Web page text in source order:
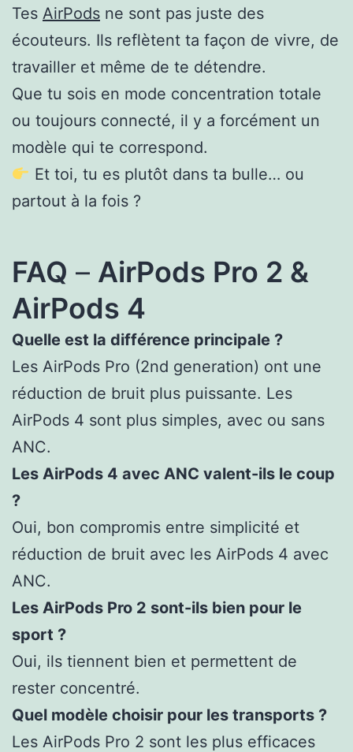
Tes AirPods ne sont pas juste des
écouteurs. Ils reflètent ta façon de vivre, de
travailler et même de te détendre.
Que tu sois en mode concentration totale
ou toujours connecté, il y a forcément un
modèle qui te correspond.
Et toi, tu es plutôt dans ta bulle… ou
partout à la fois ?
FAQ – AirPods Pro 2 &
AirPods 4
Quelle est la différence principale ?
Les AirPods Pro (2nd generation) ont une
réduction de bruit plus puissante. Les
AirPods 4 sont plus simples, avec ou sans
ANC.
Les AirPods 4 avec ANC valent-ils le coup
?
Oui, bon compromis entre simplicité et
réduction de bruit avec les AirPods 4 avec
ANC.
Les AirPods Pro 2 sont-ils bien pour le
sport ?
Oui, ils tiennent bien et permettent de
rester concentré.
Quel modèle choisir pour les transports ?
Les AirPods Pro 2 sont les plus efficaces